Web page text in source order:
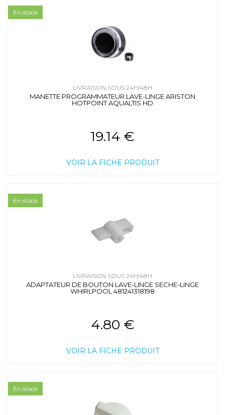
LIVRAISON SOUS 24H/48H
MANETTE PROGRAMMATEUR LAVE-LINGE ARISTON
HOTPOINT AQUALTIS HD
19.14 €
VOIR LA FICHE PRODUIT
En stock
LIVRAISON SOUS 24H/48H
ADAPTATEUR DE BOUTON LAVE-LINGE SECHE-LINGE
WHIRLPOOL 481241318198
4.80 €
VOIR LA FICHE PRODUIT
En stock
En stock